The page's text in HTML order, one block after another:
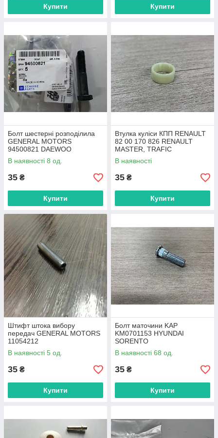
Купити Купити
Болт шестерні розподілила
GENERAL MOTORS
94500821 DAEWOO
В наявності 8 од.
35 ₴
Купити
Втулка куліси КПП RENAULT
82 00 170 826 RENAULT
MASTER, TRAFIC
В наявності
35 ₴
Купити
Штифт штока вибору
передач GENERAL MOTORS
11054212
CHEVROLET/DAEWOO
В наявності 5 од.
35 ₴
Купити
Болт маточини KAP
KM0701153 HYUNDAI
SORENTO
В наявності 68 од.
35 ₴
Купити